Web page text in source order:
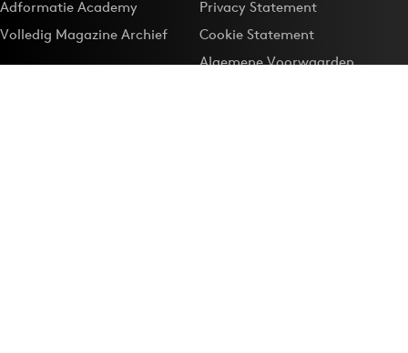
Adformatie Academy
Volledig Magazine Archief
Privacy Statement
Cookie Statement
Algemene Voorwaarden